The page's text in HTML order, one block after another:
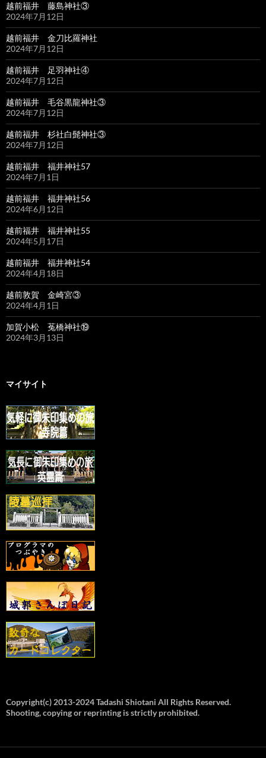
越前福井 藤島神社③
2024年7月12日
越前福井 金刀比羅神社
2024年7月12日
越前福井 足羽神社④
2024年7月12日
越前福井 毛谷黒龍神社③
2024年7月12日
越前福井 杉社白髭神社③
2024年7月12日
越前福井 福井神社57
2024年7月1日
越前福井 福井神社56
2024年6月12日
越前福井 福井神社55
2024年5月17日
越前福井 福井神社54
2024年4月18日
越前敦賀 金崎宮③
2024年4月1日
加賀小松 菟橋神社⑲
2024年3月13日
マイサイト
Copyright(c) 2013-2024 Tadashi Shiotani All Rights Reserved.
Shooting, copying or reprinting is strictly prohibited.